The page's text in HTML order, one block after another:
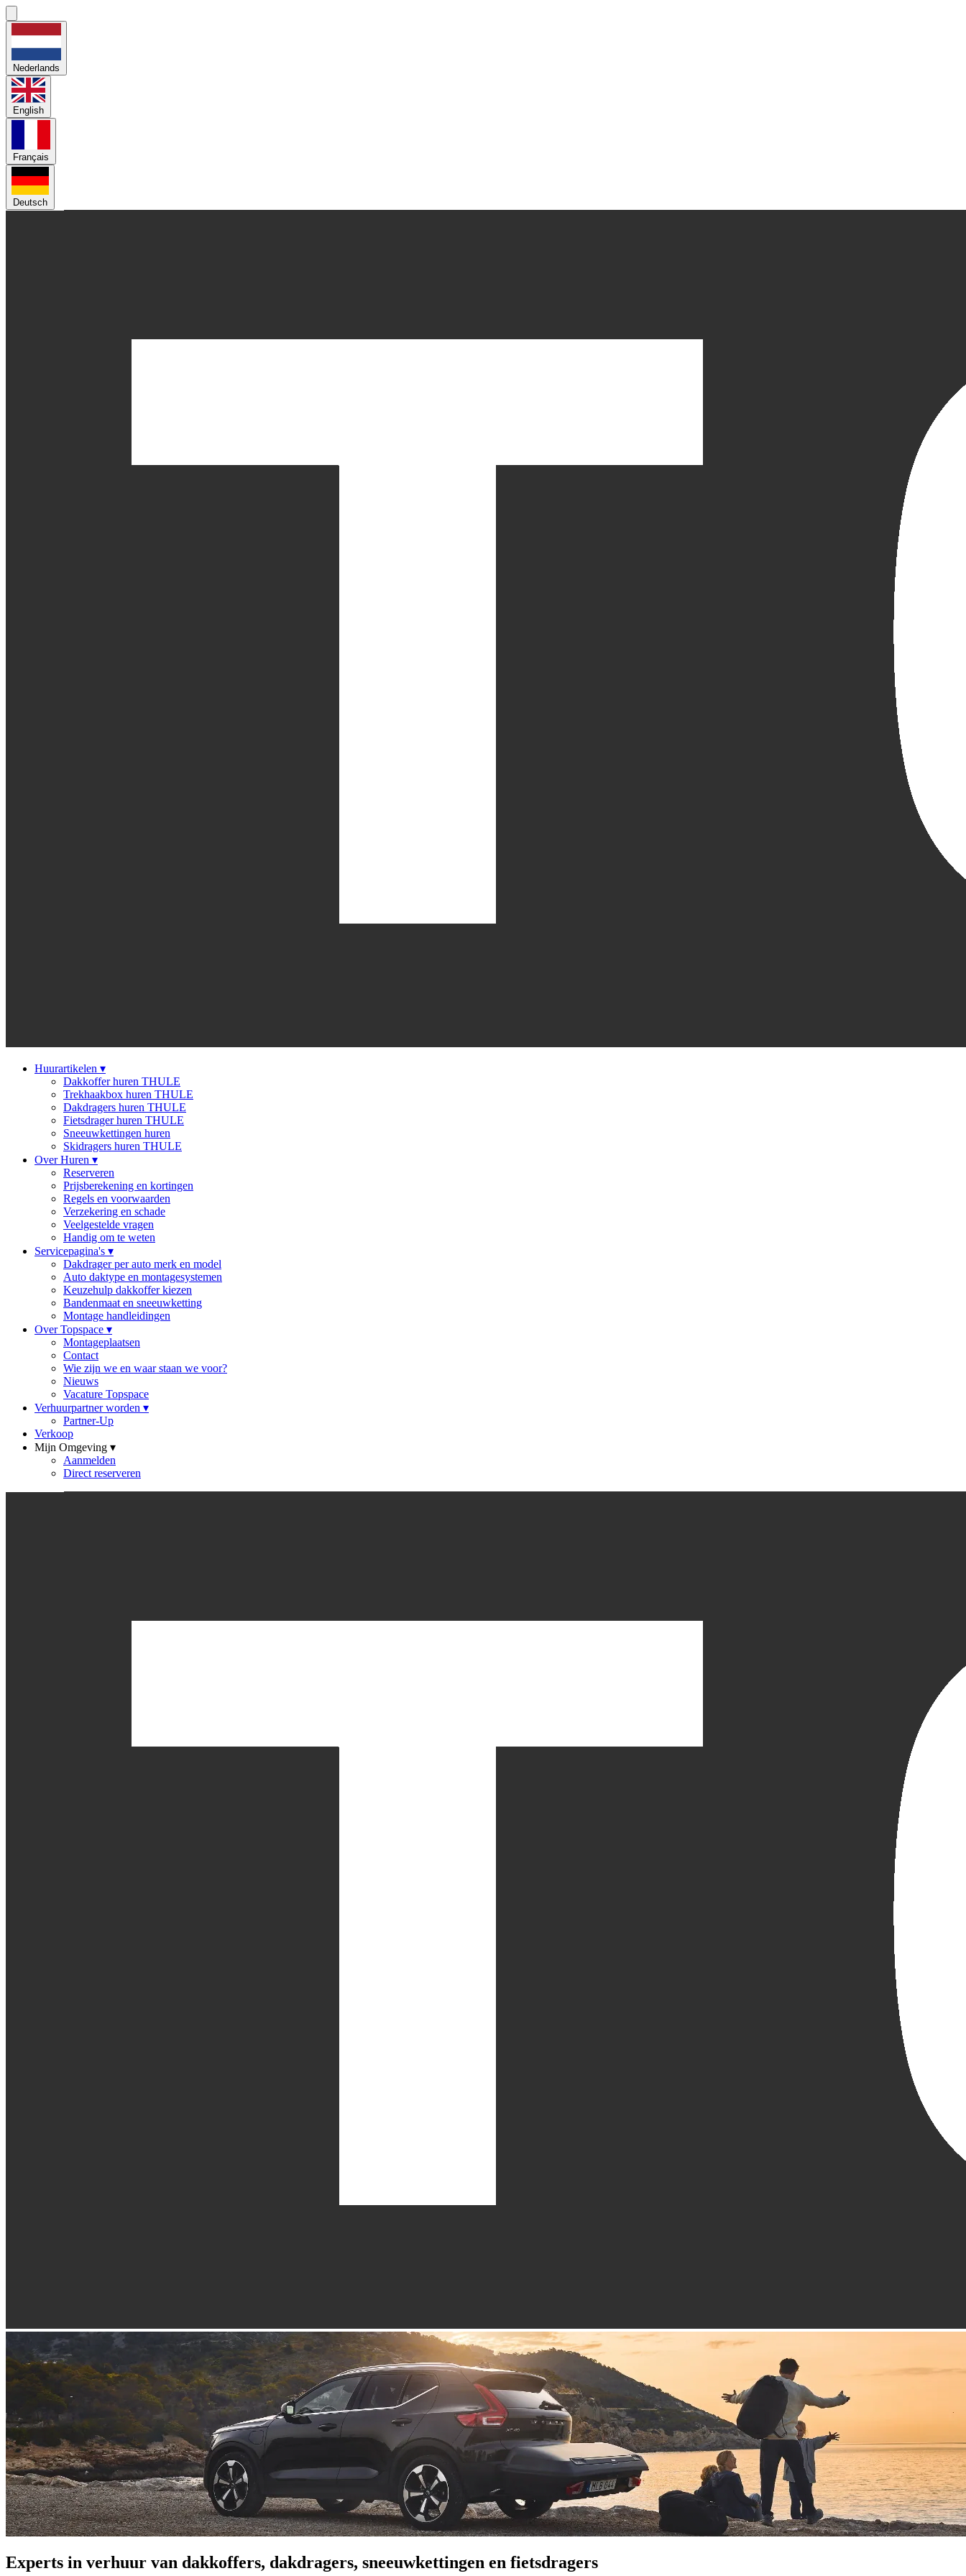
Nederlands
English
Français
Deutsch
Huurartikelen ▾
Dakkoffer huren THULE
Trekhaakbox huren THULE
Dakdragers huren THULE
Fietsdrager huren THULE
Sneeuwkettingen huren
Skidragers huren THULE
Over Huren ▾
Reserveren
Prijsberekening en kortingen
Regels en voorwaarden
Verzekering en schade
Veelgestelde vragen
Handig om te weten
Servicepagina's ▾
Dakdrager per auto merk en model
Auto daktype en montagesystemen
Keuzehulp dakkoffer kiezen
Bandenmaat en sneeuwketting
Montage handleidingen
Over Topspace ▾
Montageplaatsen
Contact
Wie zijn we en waar staan we voor?
Nieuws
Vacature Topspace
Verhuurpartner worden ▾
Partner-Up
Verkoop
Mijn Omgeving ▾
Aanmelden
Direct reserveren
Experts in verhuur van dakkoffers, dakdragers, sneeuwkettingen en fietsdragers